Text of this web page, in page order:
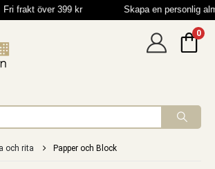
Fri frakt över 399 kr Skapa en personlig
0
och rita Papper och Block